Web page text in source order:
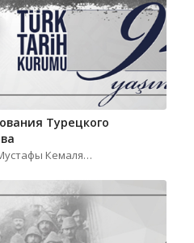
Турецкого
Кемаля…